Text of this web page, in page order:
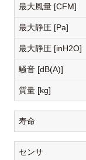
最大風量 [CFM]
最大静圧 [Pa]
最大静圧 [inH2O]
騒音 [dB(A)]
質量 [kg]
寿命
センサ